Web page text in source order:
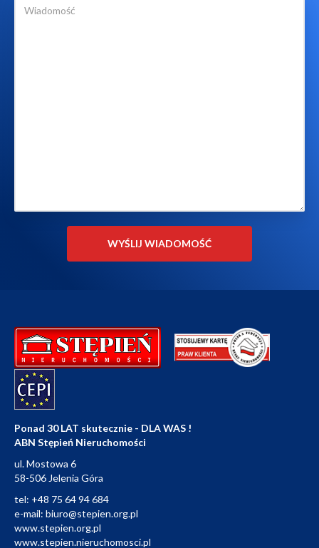
Ponad 30 LAT skutecznie - DLA WAS !
ABN Stępień Nieruchomości
ul. Mostowa 6
58-506 Jelenia Góra
tel: +48 75 64 94 684
e-mail: biuro@stepien.org.pl
www.stepien.org.pl
www.stepien.nieruchomosci.pl